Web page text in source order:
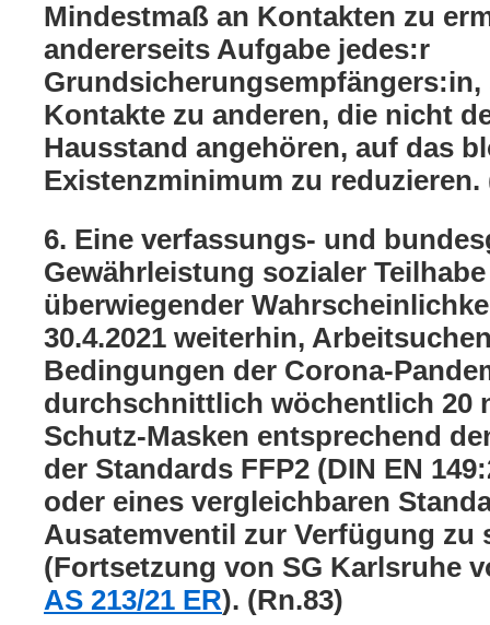
Mindestmaß an Kontakten zu
andererseits Aufgabe jedes:r
Grundsicherungsempfängers:in,
Kontakte zu anderen, die nicht
Hausstand angehören, auf das
Existenzminimum zu reduzieren.
6. Eine verfassungs- und
Gewährleistung sozialer
überwiegender
30.4.2021 weiterhin,
Bedingungen der Corona-
durchschnittlich wöchentlich 20
Schutz-Masken entsprechend
der Standards FFP2 (DIN EN
oder eines vergleichbaren
Ausatemventil zur Verfügung zu
(Fortsetzung von SG Karlsruhe
AS 213/21 ER). (Rn.83)